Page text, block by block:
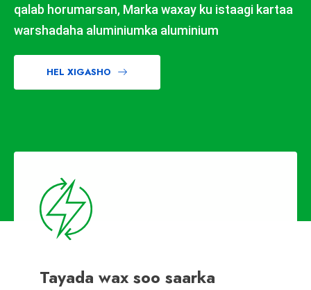
qalab horumarsan, Marka waxay ku istaagi kartaa
warshadaha aluminiumka aluminium
HEL XIGASHO
Tayada wax soo saarka